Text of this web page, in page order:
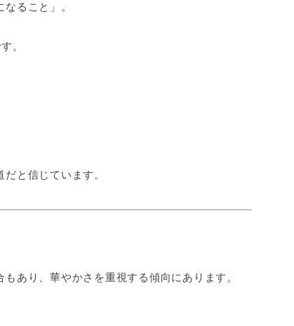
ること」。
。
と信じています。
あり、華やかさを重視する傾向にあります。